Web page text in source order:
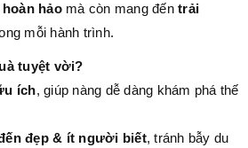
hoàn hảomà còn mang đến trải
mỗi hành trình.
tuyệt vời?
ích, giúp nàng dễ dàng khám phá thế
đẹp & ít người biết, tránh bẫy du